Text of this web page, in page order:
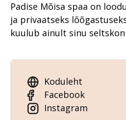
Padise Mõisa spaa on
ja privaatseks
kuulub ainult sinu
Koduleht
Facebook
Instagram